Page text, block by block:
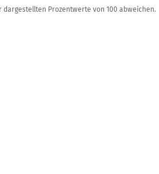
dargestellten Prozentwerte von 100 abweichen.